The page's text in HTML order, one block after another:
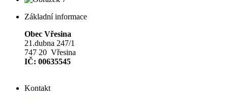
Základní informace
Obec Vřesina
21.dubna 247/1
747 20 Vřesina
IČ: 00635545
Kontakt